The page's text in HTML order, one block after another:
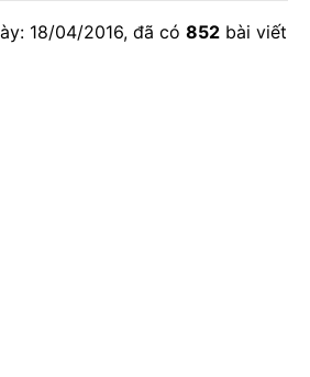
18/04/2016, đã có 852 bài viết